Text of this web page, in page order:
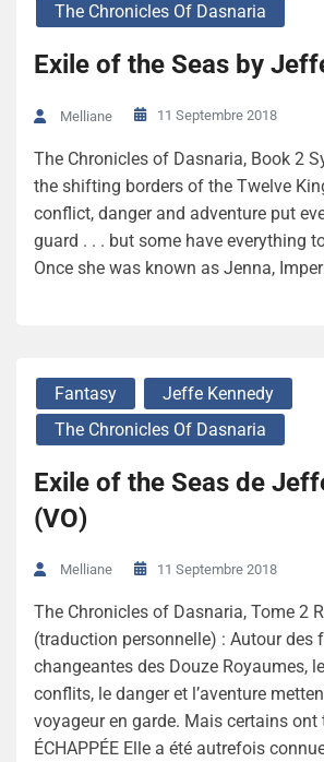
The Chronicles Of Dasnaria
Exile of the Seas by
Melliane 11 Septembre 2018
The Chronicles of Dasnaria, Book 2
the shifting borders of the Twelve
conflict, danger and adventure put
guard . . . but some have everything
Once she was known as Jenna,
Fantasy
Jeffe Kennedy
The Chronicles Of Dasnaria
Exile of the Seas de
(VO)
Melliane 11 Septembre 2018
The Chronicles of Dasnaria, Tome 2
(traduction personnelle) : Autour des
changeantes des Douze Royaumes,
conflits, le danger et l’aventure
voyageur en garde. Mais certains ont
ÉCHAPPÉE Elle a été autrefois